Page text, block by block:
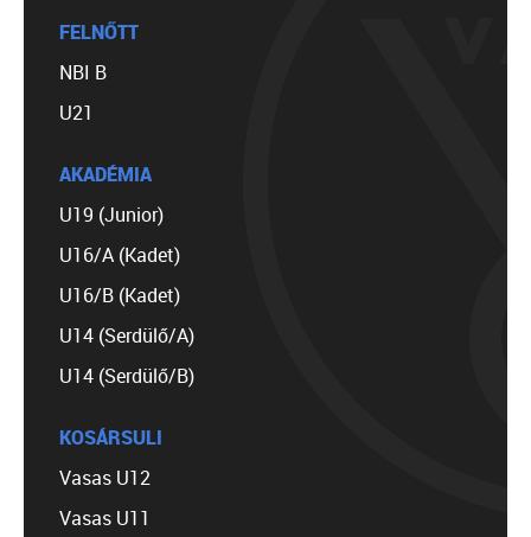
FELNŐTT
NBI B
U21
AKADÉMIA
U19 (Junior)
U16/A (Kadet)
U16/B (Kadet)
U14 (Serdülő/A)
U14 (Serdülő/B)
KOSÁRSULI
Vasas U12
Vasas U11